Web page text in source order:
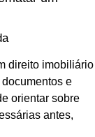
direito imobiliário
e
orientar sobre
antes,